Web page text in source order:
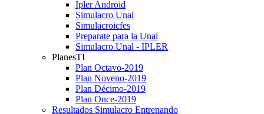
Ipler Android
Simulacro Unal
Simulacroicfes
Preparate para la Unal
Simulacro Unal - IPLER
PlanesTI
Plan Octavo-2019
Plan Noveno-2019
Plan Décimo-2019
Plan Once-2019
Resultados Simulacro Entrenando